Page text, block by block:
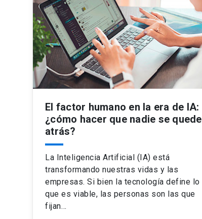
El factor humano en la era de IA:
¿cómo hacer que nadie se quede
atrás?
La Inteligencia Artificial (IA) está
transformando nuestras vidas y las
empresas. Si bien la tecnología define lo
que es viable, las personas son las que
fijan…